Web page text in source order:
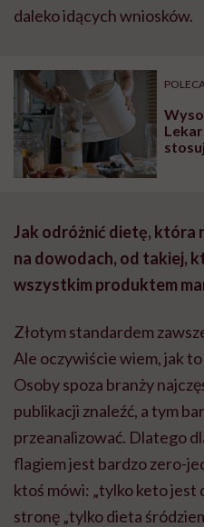
daleko idących wniosków.
Jak odróżnić dietę, która
na dowodach, od takiej,
wszystkim produktem
Złotym standardem
Ale oczywiście wiem, jak
Osoby spoza branży
publikacji znaleźć, a tym
przeanalizować. Dlatego
flagiem jest bardzo zero-
ktoś mówi: „tylko keto jest
stronę „tylko dieta